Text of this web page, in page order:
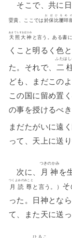
そこで、共に
孁貴、ここでは於保比屢咩
おほひるめ
天照大神
あまてらすおほかみ
と言う。ある書に
くこと明るく色
た。それで、
二
ふたはし
ども、まだこの
この国に留め置
の事を授けるべ
まだたがいに遠
って、天上に送
次に、 月神
つきのかみ
を
月読尊
つくよみのみこと
と言う。）
った。日神とな
て、また天に送っ
ひるこ